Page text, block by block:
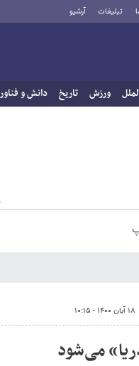
تبلیغات آرشیو
ورزش تاریخ دانش و
۱۸ آبان ۱۴۰۰ - ۱۰:۱۵
می‌شود